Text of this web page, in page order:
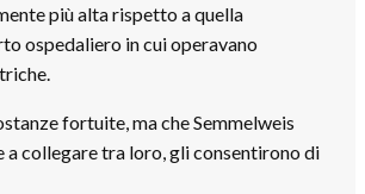
più alta rispetto a quella
ospedaliero in cui operavano
fortuite, ma che Semmelweis
a collegare tra loro, gli consentirono di